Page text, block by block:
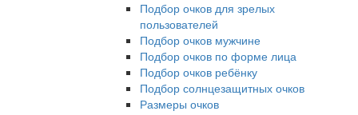
Подбор очков для зрелых
пользователей
Подбор очков мужчине
Подбор очков по форме лица
Подбор очков ребёнку
Подбор солнцезащитных очков
Размеры очков